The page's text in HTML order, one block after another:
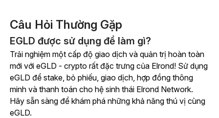
Câu Hỏi Thường Gặp
EGLD được sử dụng để làm gì?
Trải nghiệm một cấp độ giao dịch và quản trị hoàn toàn
mới với eGLD - crypto rất đặc trưng của Elrond! Sử dụng
eGLD để stake, bỏ phiếu, giao dịch, hợp đồng thông
minh và thanh toán cho hệ sinh thái Elrond Network.
Hãy sẵn sàng để khám phá những khả năng thú vị cùng
eGLD.